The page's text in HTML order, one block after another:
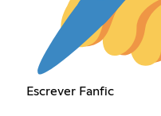
Escrever Fanfic